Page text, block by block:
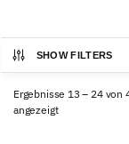
SHOW FILTERS
Ergebnisse 13 – 24 von
angezeigt